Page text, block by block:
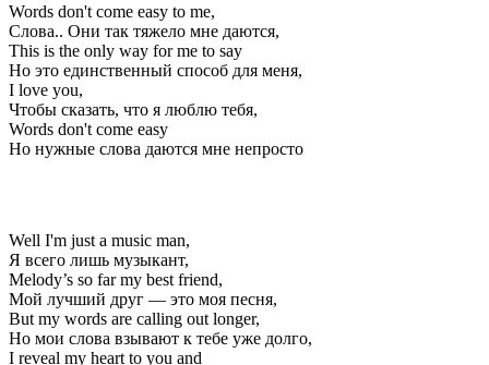
Words don't come easy to me,
Слова.. Они так тяжело мне даются,
This is the only way for me to say
Но это единственный способ для меня,
I love you,
Чтобы сказать, что я люблю тебя,
Words don't come easy
Но нужные слова даются мне непросто
Well I'm just a music man,
Я всего лишь музыкант,
Melody’s so far my best friend,
Мой лучший друг — это моя песня,
But my words are calling out longer,
Но мои слова взывают к тебе уже долго,
I reveal my heart to you and